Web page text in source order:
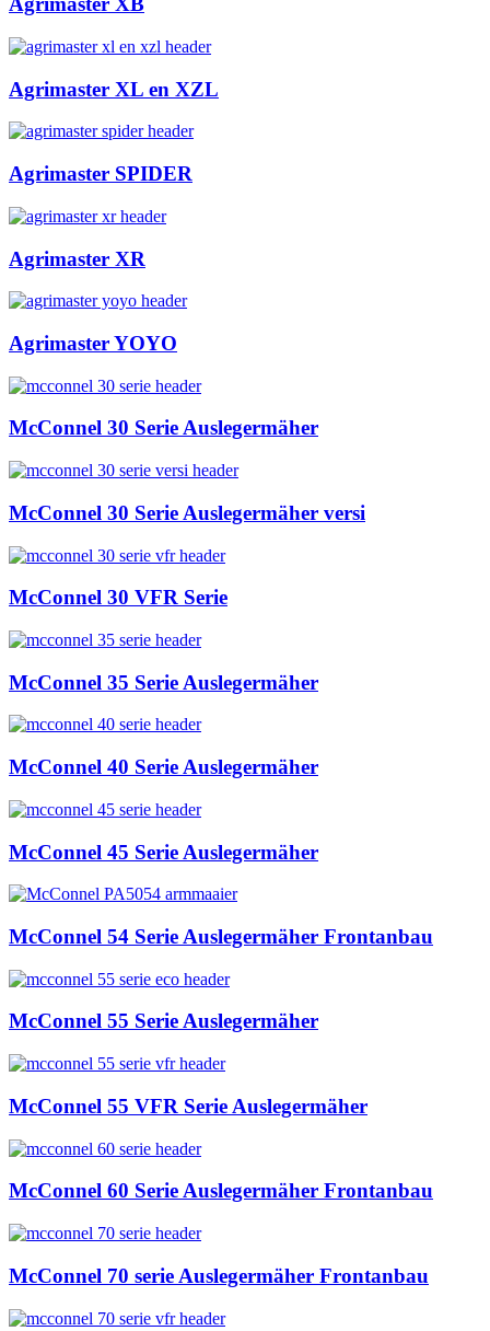
Agrimaster XL en XZL
Agrimaster SPIDER
Agrimaster XR
Agrimaster YOYO
McConnel 30 Serie Auslegermäher
McConnel 30 Serie Auslegermäher versi
McConnel 30 VFR Serie
McConnel 35 Serie Auslegermäher
McConnel 40 Serie Auslegermäher
McConnel 45 Serie Auslegermäher
McConnel 54 Serie Auslegermäher Frontanbau
McConnel 55 Serie Auslegermäher
McConnel 55 VFR Serie Auslegermäher
McConnel 60 Serie Auslegermäher Frontanbau
McConnel 70 serie Auslegermäher Frontanbau